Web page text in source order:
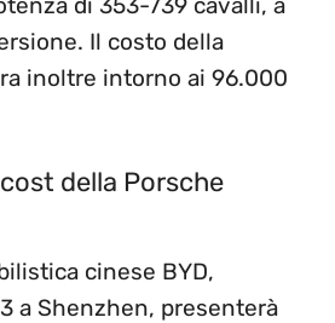
Il costo della
inoltre intorno ai 96.000
della Porsche
cinese BYD,
a Shenzhen, presenterà